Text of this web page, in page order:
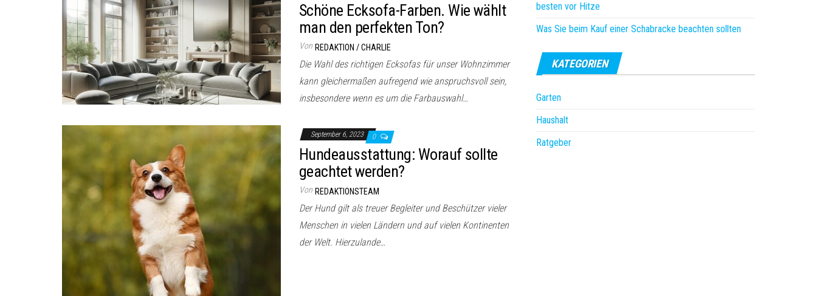
Schöne Ecksofa-Farben. Wie wählt
man den perfekten Ton?
Von REDAKTION / CHARLIE
Die Wahl des richtigen Ecksofas für unser Wohnzimmer
kann gleichermaßen aufregend wie anspruchsvoll sein,
insbesondere wenn es um die Farbauswahl…
September 6, 2023 0
Hundeausstattung: Worauf sollte
geachtet werden?
Von REDAKTIONSTEAM
Der Hund gilt als treuer Begleiter und Beschützer vieler
Menschen in vielen Ländern und auf vielen Kontinenten
der Welt. Hierzulande…
besten vor Hitze
Was Sie beim Kauf einer Schabracke beachten sollten
KATEGORIEN
Garten
Haushalt
Ratgeber